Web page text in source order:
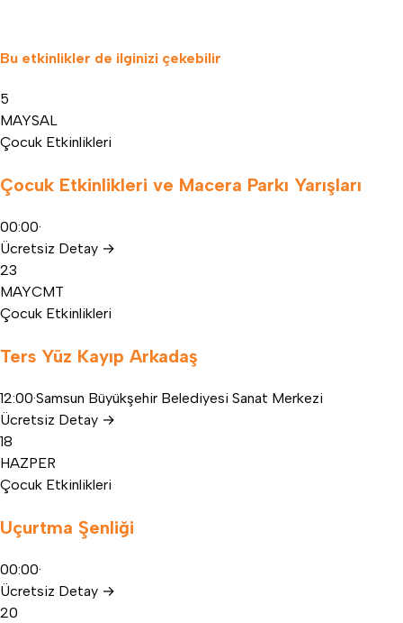
Bu etkinlikler de ilginizi çekebilir
5
MAYSAL
Çocuk Etkinlikleri
Çocuk Etkinlikleri ve Macera Parkı Yarışları
00:00·
Ücretsiz Detay →
23
MAYCMT
Çocuk Etkinlikleri
Ters Yüz Kayıp Arkadaş
12:00·Samsun Büyükşehir Belediyesi Sanat Merkezi
Ücretsiz Detay →
18
HAZPER
Çocuk Etkinlikleri
Uçurtma Şenliği
00:00·
Ücretsiz Detay →
20